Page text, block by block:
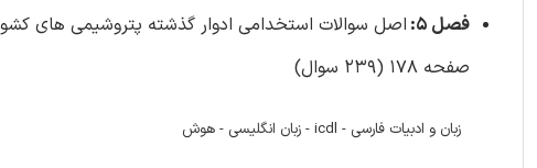
فصل 5:
اصل سوالات استخدامی ادوار گذشته پتروشیمی های
صفحه 178 (239 سوال)
زبان و ادبیات فارسی - icdl - زبان انگلیسی - هوش